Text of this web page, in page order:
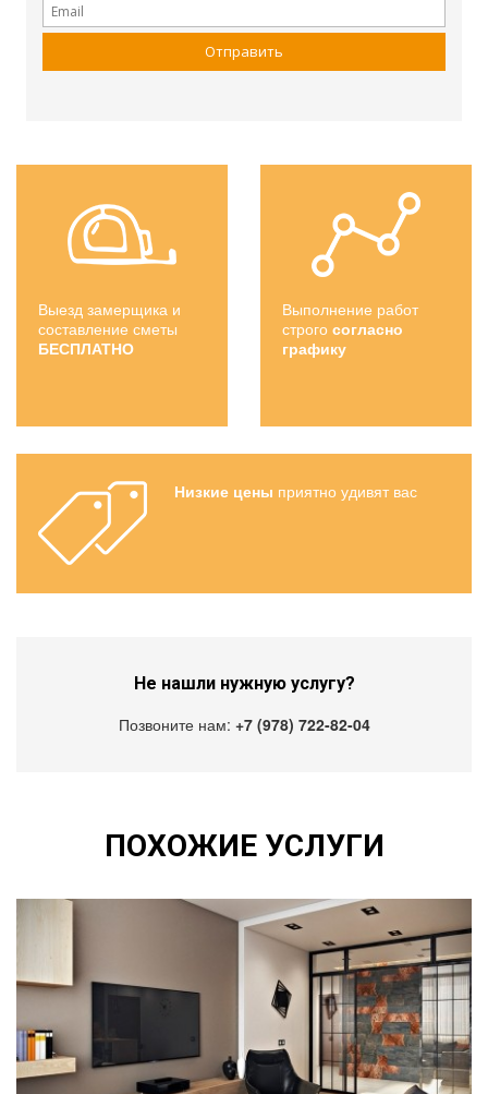
Выезд замерщика и
составление сметы
БЕСПЛАТНО
Выполнение работ
строго согласно
графику
Низкие цены приятно удивят вас
Не нашли нужную услугу?
Позвоните нам: +7 (978) 722-82-04
ПОХОЖИЕ УСЛУГИ